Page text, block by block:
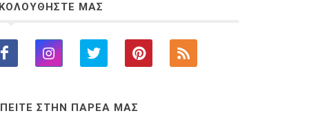
ΜΑΣ
ΣΤΗΝ ΠΑΡΕΑ ΜΑΣ